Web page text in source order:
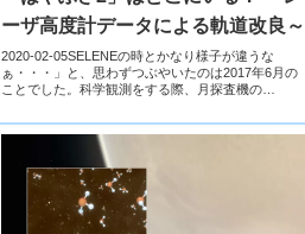
ーザ高度計データによる軌道改良～
2020-02-05SELENEの時とかなり様子が違うな
ぁ・・・」と、思わずつぶやいたのは2017年6月の
ことでした。科学観測をする際、月探査機の